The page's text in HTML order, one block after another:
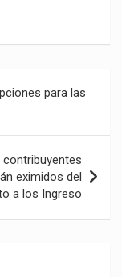
para las
eximidos del
a los Ingreso